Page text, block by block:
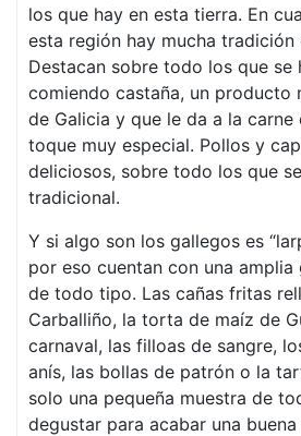
los que hay en esta tierra. En
esta región hay mucha tradición
Destacan sobre todo los que se
comiendo castaña, un producto
de Galicia y que le da a la carne
toque muy especial. Pollos y
deliciosos, sobre todo los que
tradicional.
Y si algo son los gallegos es
por eso cuentan con una
de todo tipo. Las cañas fritas
Carballiño, la torta de maíz de
carnaval, las filloas de sangre,
anís, las bollas de patrón o la
solo una pequeña muestra de
degustar para acabar una